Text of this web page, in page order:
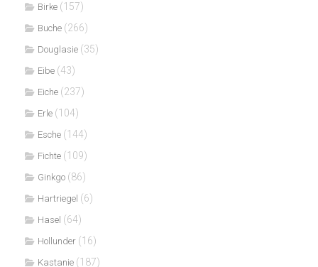
Birke (157)
Buche (266)
Douglasie (35)
Eibe (43)
Eiche (237)
Erle (104)
Esche (144)
Fichte (109)
Ginkgo (86)
Hartriegel (6)
Hasel (64)
Hollunder (16)
Kastanie (187)